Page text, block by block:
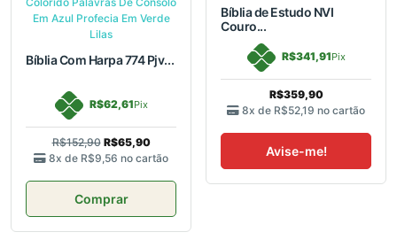
Bíblia Com Harpa 774 Pjv...
R$62,61Pix
R$152,90 R$65,90
8x de R$9,56 no cartão
Comprar
Bíblia de Estudo NVI
Couro...
R$341,91Pix
R$359,90
8x de R$52,19 no cartão
Avise-me!